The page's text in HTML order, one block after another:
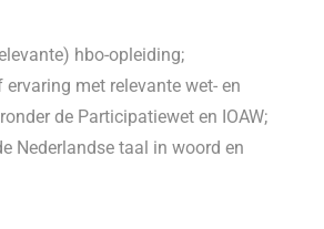
hbo-opleiding;
met relevante wet- en
de Participatiewet en IOAW;
Nederlandse taal in woord en